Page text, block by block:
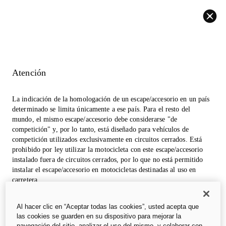
Atención
La indicación de la homologación de un escape/accesorio en un país
determinado se limita únicamente a ese país. Para el resto del
mundo, el mismo escape/accesorio debe considerarse "de
competición" y, por lo tanto, está diseñado para vehículos de
competición utilizados exclusivamente en circuitos cerrados. Está
prohibido por ley utilizar la motocicleta con este escape/accesorio
instalado fuera de circuitos cerrados, por lo que no está permitido
instalar el escape/accesorio en motocicletas destinadas al uso en
carretera.
Las fotos de la sección accesorios pueden referirse a prototipos que
podrían sufrir modificaciones, incluso significativas, durante la
Al hacer clic en “Aceptar todas las cookies”, usted acepta que
las cookies se guarden en su dispositivo para mejorar la